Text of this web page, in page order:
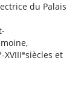
du Palais
-XVIIIesiècles et